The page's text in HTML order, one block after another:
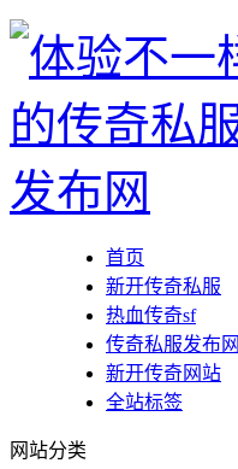
首页
新开传奇私服
热血传奇sf
传奇私服发布网
新开传奇网站
全站标签
网站分类